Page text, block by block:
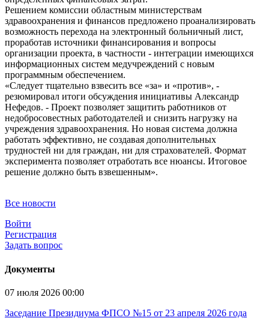
Решением комиссии областным министерствам
здравоохранения и финансов предложено проанализировать
возможность перехода на электронный больничный лист,
проработав источники финансирования и вопросы
организации проекта, в частности - интеграции имеющихся
информационных систем медучреждений с новым
программным обеспечением.
«Следует тщательно взвесить все «за» и «против», -
резюмировал итоги обсуждения инициативы Александр
Нефедов. - Проект позволяет защитить работников от
недобросовестных работодателей и снизить нагрузку на
учреждения здравоохранения. Но новая система должна
работать эффективно, не создавая дополнительных
трудностей ни для граждан, ни для страхователей. Формат
эксперимента позволяет отработать все нюансы. Итоговое
решение должно быть взвешенным».
Все новости
Войти
Регистрация
Задать вопрос
Документы
07 июля 2026 00:00
Заседание Президиума ФПСО №15 от 23 апреля 2026 года